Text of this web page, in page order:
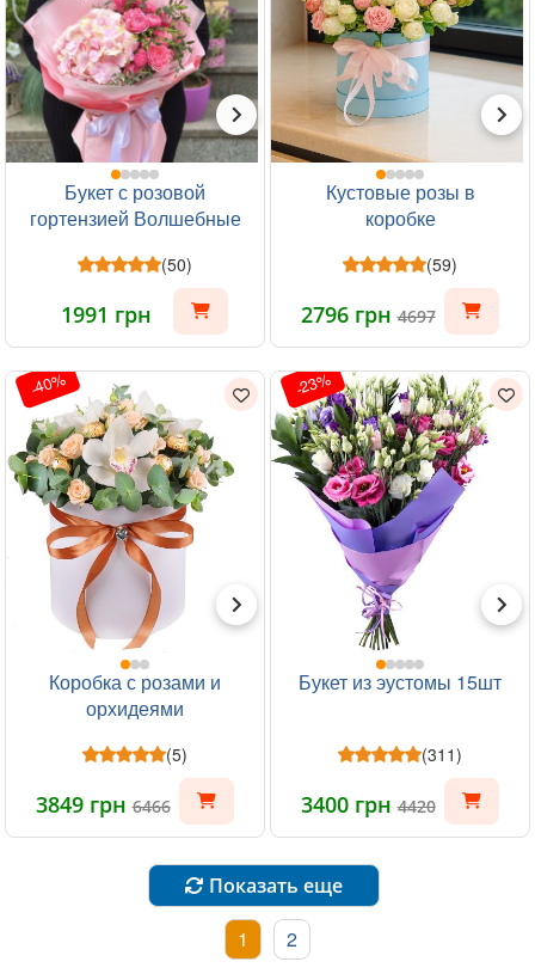
Букет с розовой
гортензией Волшебные
(50)
1991 грн
Кустовые розы в
коробке
(59)
2796 грн4697
-40%
Коробка с розами и
орхидеями
(5)
3849 грн6466
-23%
Букет из эустомы 15шт
(311)
3400 грн4420
Показать еще
1 2